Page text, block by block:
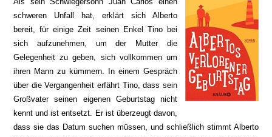
schweren Unfall hat, erklärt sich Alberto
bereit, für einige Zeit seinen Enkel Tino bei
sich aufzunehmen, um der Mutter die
Gelegenheit zu geben, sich vollkommen um
ihren Mann zu kümmern. In einem Gespräch
über die Vergangenheit erfährt Tino, dass sein
Großvater seinen eigenen Geburtstag nicht
kennt und ist entsetzt. Er ist überzeugt davon,
dass sie das Datum suchen müssen, und schließlich stimmt Alberto